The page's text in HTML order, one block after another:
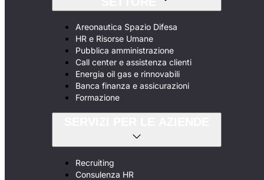
Areonautica Spazio Difesa
HR e Risorse Umane
Pubblica amministrazione
Call center e assistenza clienti
Energia oil gas e rinnovabili
Banca finanza e assicurazioni
Formazione
Recruiting
Consulenza HR